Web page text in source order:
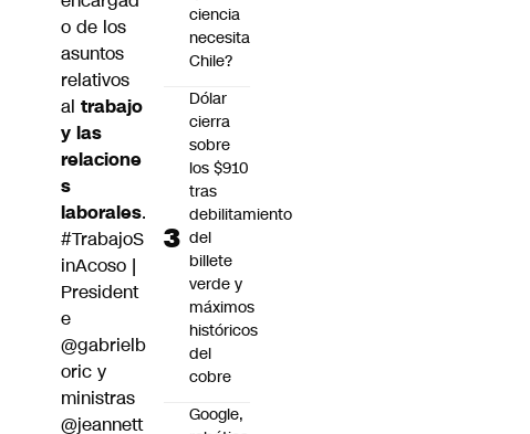
o de los
asuntos
relativos
al trabajo
y las
relacione
s
laborales.
#TrabajoS
inAcoso |
President
e
@gabrielb
oric y
ministras
@jeannett
ciencia
necesita
Chile?
Dólar
cierra
sobre
los $910
tras
debilitamiento
del
billete
verde y
máximos
históricos
del
cobre
Google,